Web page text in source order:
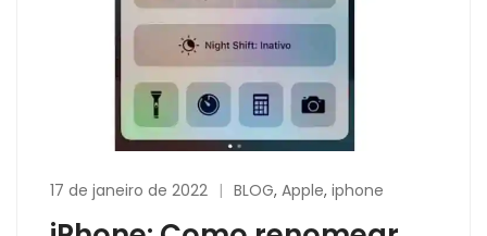
17 de janeiro de 2022 BLOG, Apple, iphone